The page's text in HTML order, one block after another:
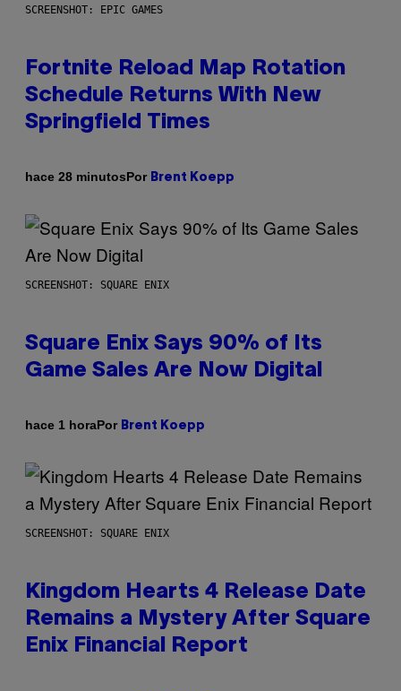
SCREENSHOT: EPIC GAMES
Fortnite Reload Map Rotation
Schedule Returns With New
Springfield Times
hace 28 minutosPor Brent Koepp
SCREENSHOT: SQUARE ENIX
Square Enix Says 90% of Its
Game Sales Are Now Digital
hace 1 horaPor Brent Koepp
SCREENSHOT: SQUARE ENIX
Kingdom Hearts 4 Release Date
Remains a Mystery After Square
Enix Financial Report